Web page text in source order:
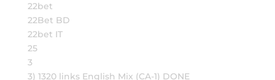
22bet
22Bet BD
22bet IT
25
3
3) 1320 links English Mix (CA-1) DONE